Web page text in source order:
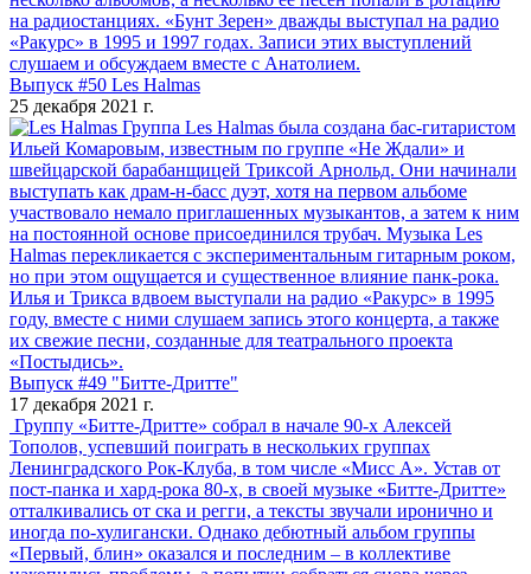
на радиостанциях. «Бунт Зерен» дважды выступал на радио
«Ракурс» в 1995 и 1997 годах. Записи этих выступлений
слушаем и обсуждаем вместе с Анатолием.
Выпуск #50 Les Halmas
25 декабря 2021 г.
Группа Les Halmas была создана бас-гитаристом
Ильей Комаровым, известным по группе «Не Ждали» и
швейцарской барабанщицей Триксой Арнольд. Они начинали
выступать как драм-н-басс дуэт, хотя на первом альбоме
участвовало немало приглашенных музыкантов, а затем к ним
на постоянной основе присоединился трубач. Музыка Les
Halmas перекликается с экспериментальным гитарным роком,
но при этом ощущается и существенное влияние панк-рока.
Илья и Трикса вдвоем выступали на радио «Ракурс» в 1995
году, вместе с ними слушаем запись этого концерта, а также
их свежие песни, созданные для театрального проекта
«Постыдись».
Выпуск #49 "Битте-Дритте"
17 декабря 2021 г.
Группу «Битте-Дритте» собрал в начале 90-х Алексей
Тополов, успевший поиграть в нескольких группах
Ленинградского Рок-Клуба, в том числе «Мисс А». Устав от
пост-панка и хард-рока 80-х, в своей музыке «Битте-Дритте»
отталкивались от ска и регги, а тексты звучали иронично и
иногда по-хулигански. Однако дебютный альбом группы
«Первый, блин» оказался и последним – в коллективе